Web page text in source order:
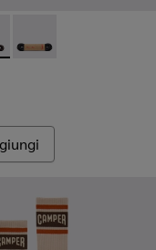
- KL00003-002 -
Laces - KL00003-